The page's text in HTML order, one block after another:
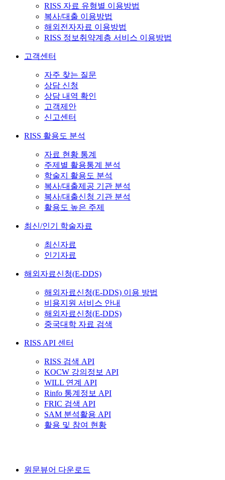
RISS 자료 유형별 이용방법
복사/대출 이용방법
해외전자자료 이용방법
RISS 정보취약계층 서비스 이용방법
고객센터
자주 찾는 질문
상담 신청
상담 내역 확인
고객제안
신고센터
RISS 활용도 분석
자료 현황 통계
주제별 활용통계 분석
학술지 활용도 분석
복사/대출제공 기관 분석
복사/대출신청 기관 분석
활용도 높은 주제
최신/인기 학술자료
최신자료
인기자료
해외자료신청(E-DDS)
해외자료신청(E-DDS) 이용 방법
비용지원 서비스 안내
해외자료신청(E-DDS)
중국대학 자료 검색
RISS API 센터
RISS 검색 API
KOCW 강의정보 API
WILL 연계 API
Rinfo 통계정보 API
FRIC 검색 API
SAM 분석활용 API
활용 및 참여 현황
원문뷰어 다운로드